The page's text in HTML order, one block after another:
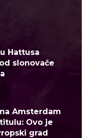
Hattusa
slonovače
Amsterdam
Ovo je
grad